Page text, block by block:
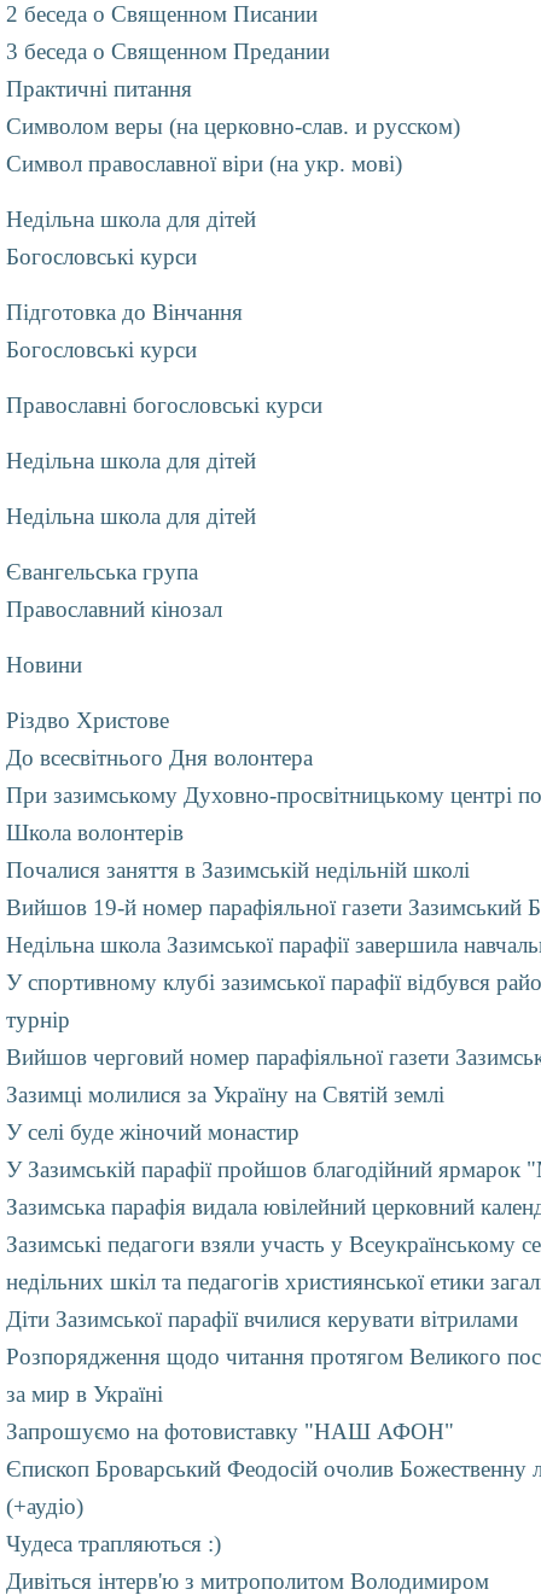
2 беседа о Священном Писании
3 беседа о Священном Предании
Практичні питання
Символом веры (на церковно-слав. и русском)
Символ православної віри (на укр. мові)
Недільна школа для дітей
Богословські курси
Підготовка до Вінчання
Богословські курси
Православні богословські курси
Недільна школа для дітей
Недільна школа для дітей
Євангельська група
Православний кінозал
Новини
Різдво Христове
До всесвітнього Дня волонтера
При зазимському Духовно-просвітницькому центрі
Школа волонтерів
Почалися заняття в Зазимській недільній школі
Вийшов 19-й номер парафіяльної газети Зазимський
Недільна школа Зазимської парафії завершила
У спортивному клубі зазимської парафії відбувся
турнір
Вийшов черговий номер парафіяльної газети
Зазимці молилися за Україну на Святій землі
У селі буде жіночий монастир
У Зазимській парафії пройшов благодійний
Зазимська парафія видала ювілейний церковний
Зазимські педагоги взяли участь у Всеукраїнському
недільних шкіл та педагогів християнської етики
Діти Зазимської парафії вчилися керувати вітрилами
Розпорядження щодо читання протягом Великого
за мир в Україні
Запрошуємо на фотовиставку "НАШ АФОН"
Єпископ Броварський Феодосій очолив Божественну
(+аудіо)
Чудеса трапляються :)
Дивіться інтерв'ю з митрополитом Володимиром